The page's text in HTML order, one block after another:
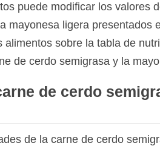
puede modificar los valores
mayonesa ligera presentados
sobre la tabla de
de cerdo semigrasa y la
de cerdo
de la carne de cerdo